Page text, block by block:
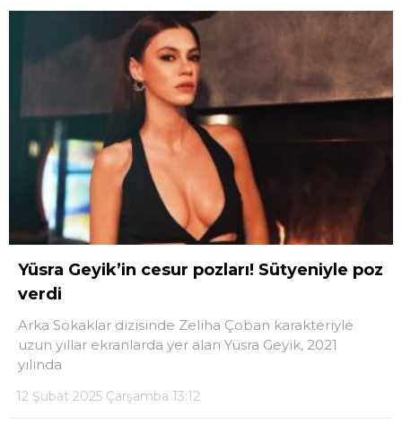
Yüsra Geyik’in cesur pozları! Sütyeniyle poz
verdi
Arka Sokaklar dizisinde Zeliha Çoban karakteriyle
uzun yıllar ekranlarda yer alan Yüsra Geyik, 2021
yılında
12 Şubat 2025 Çarşamba 13:12